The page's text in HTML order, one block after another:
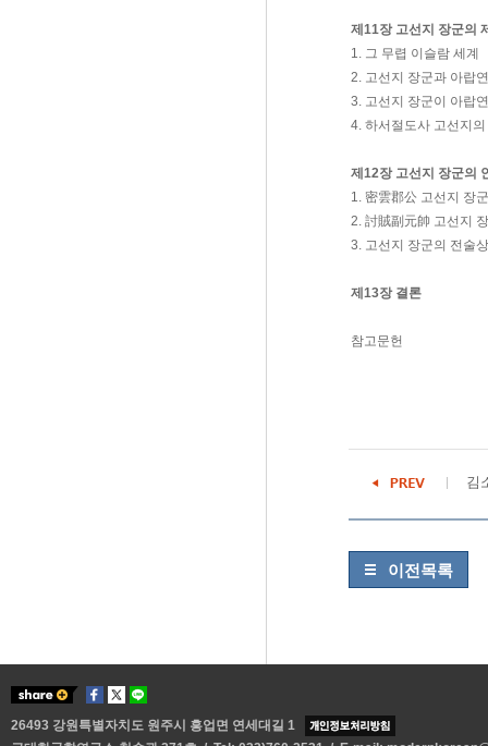
제11장 고선지 장군의
1. 그 무렵 이슬람 세계
2. 고선지 장군과 아랍
3. 고선지 장군이 아랍
4. 하서절도사 고선지
제12장 고선지 장군의
1. 密雲郡公 고선지 장
2. 討賊副元帥 고선지
3. 고선지 장군의 전술
제13장 결론
참고문헌
김
이전목록
26493 강원특별자치도 원주시 흥업면 연세대길 1